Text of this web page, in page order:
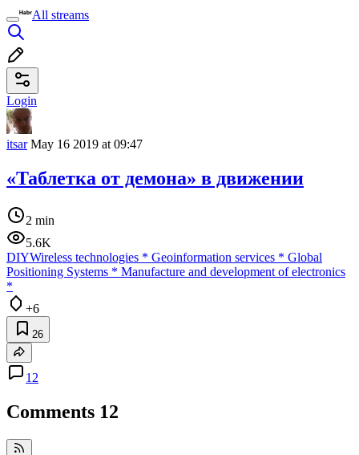
All streams
Login
itsarMay 16 2019 at 09:47
«Таблетка от демона» в движении
2 min
5.6K
DIYWireless technologies * Geoinformation services * Global
Positioning Systems * Manufacture and development of electronics
*
+6
26
12
Comments 12